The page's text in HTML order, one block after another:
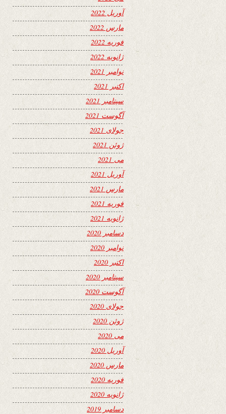
آوریل 2022
مارس 2022
فوریه 2022
ژانویه 2022
نوامبر 2021
اکتبر 2021
سپتامبر 2021
آگوست 2021
جولای 2021
ژوئن 2021
می 2021
آوریل 2021
مارس 2021
فوریه 2021
ژانویه 2021
دسامبر 2020
نوامبر 2020
اکتبر 2020
سپتامبر 2020
آگوست 2020
جولای 2020
ژوئن 2020
می 2020
آوریل 2020
مارس 2020
فوریه 2020
ژانویه 2020
دسامبر 2019